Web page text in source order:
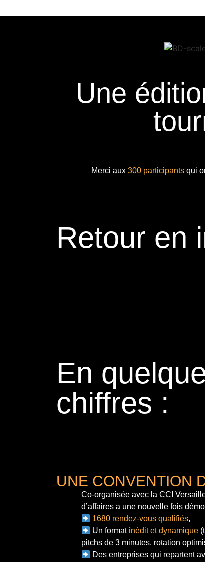
Une
Merci aux 300 participantsqui
Retour en
En
chiffres :
UNE CONVENTION
Co-organisée avec la CCI
d’affaires a une nouvelle fois
1680 rendez-vous qualifiés,
Un format inédit et dynamique
pitchs de 3 minutes, rotation
Des entreprises qui repartent